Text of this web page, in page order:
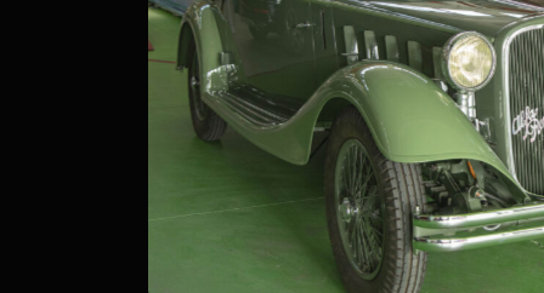
Alfa Romeo 6C
Pininfarina
Restauri Ultimati